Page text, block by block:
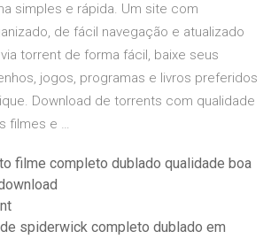
simples e rápida. Um site com
de fácil navegação e atualizado
torrent de forma fácil, baixe seus
jogos, programas e livros preferidos
Download de torrents com qualidade
filmes e …
filme completo dublado qualidade boa
spiderwick completo dublado em